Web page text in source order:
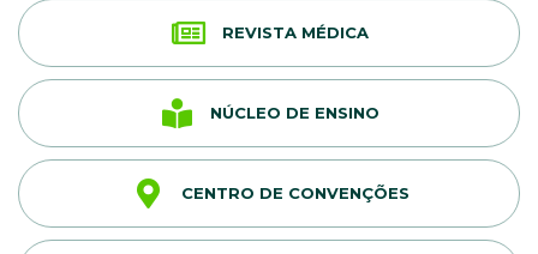
REVISTA MÉDICA
NÚCLEO DE ENSINO
CENTRO DE CONVENÇÕES